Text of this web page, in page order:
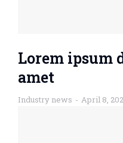
Lorem ipsum
amet
Industry news April 8,